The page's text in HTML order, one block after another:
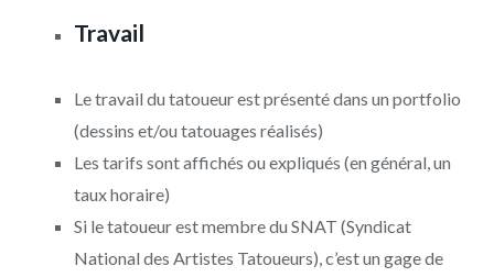
Travail
Le travail du tatoueur est présenté dans un portfolio
(dessins et/ou tatouages réalisés)
Les tarifs sont affichés ou expliqués (en général, un
taux horaire)
Si le tatoueur est membre du SNAT (Syndicat
National des Artistes Tatoueurs), c’est un gage de